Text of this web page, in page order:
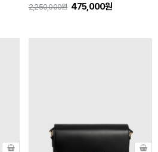
2,250,000원 475,000원